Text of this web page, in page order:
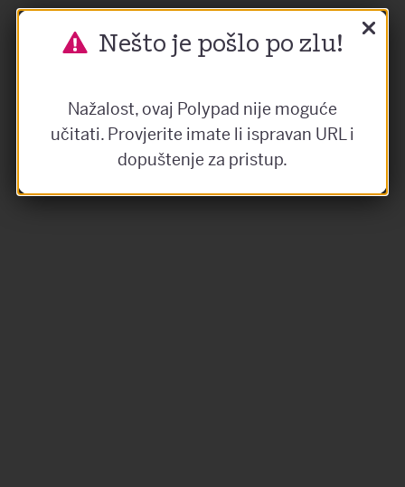
Nešto je pošlo po zlu!
Nažalost, ovaj Polypad nije moguće
učitati. Provjerite imate li ispravan URL i
dopuštenje za pristup.